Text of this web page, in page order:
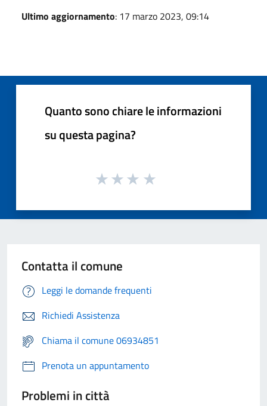
Ultimo aggiornamento: 17 marzo 2023, 09:14
Quanto sono chiare le informazioni
su questa pagina?
Contatta il comune
Leggi le domande frequenti
Richiedi Assistenza
Chiama il comune 06934851
Prenota un appuntamento
Problemi in città